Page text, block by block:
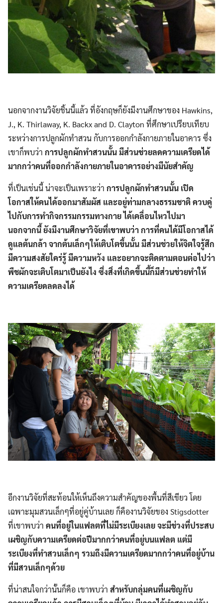
นอกจากงานวิจัยชิ้นนี้แล้ว ที่อังกฤษก็ยังมีงานศึกษาของ Hawkins,
J., K. Thirlaway, K. Backx and D. Clayton ที่ศึกษาเปรียบเทียบ
ระหว่างการปลูกผักทำสวน กับการออกกำลังกายภายในอาคาร ซึ่ง
เขาก็พบว่า การปลูกผักทำสวนนั้น มีส่วนช่วยลดความเครียดได้
มากกว่าคนที่ออกกำลังกายภายในอาคารอย่างมีนัยสำคัญ
ที่เป็นเช่นนี้ น่าจะเป็นเพราะว่า การปลูกผักทำสวนนั้น เปิด
โอกาสให้คนได้ออกมาสัมผัส และอยู่ท่ามกลางธรรมชาติ ควบคู่
ไปกับการทำกิจกรรมกรรมทางกาย ได้เคลื่อนไหวไปมา
นอกจากนี้ ยังมีงานศึกษาวิจัยที่เขาพบว่า การที่คนได้มีโอกาสได้
ดูแลต้นกล้า จากต้นเล็กๆให้เติบโตขึ้นนั้น มีส่วนช่วยให้จิตใจรู้สึก
มีความสงสัยใคร่รู้ มีความหวัง และอยากจะติดตามตอนต่อไปว่า
พืชผักจะเติบโตมาเป็นยังไง ซึ่งสิ่งที่เกิดขึ้นนี้ก็มีส่วนช่วยทำให้
ความเครียดลดลงได้
อีกงานวิจัยที่สะท้อนให้เห็นถึงความสำคัญของพื้นที่สีเขียว โดย
เฉพาะมุมสวนเล็กๆที่อยู่คู่บ้านเลย ก็คืองานวิจัยของ Stigsdotter
ที่เขาพบว่า คนที่อยู่ในแฟลตที่ไม่มีระเบียงเลย จะมีช่วงที่ประสบ
เผชิญกับความเครียดต่อปีมากกว่าคนที่อยู่บนแฟลต แต่มี
ระเบียงที่ทำสวนเล็กๆ รวมถึงมีความเครียดมากกว่าคนที่อยู่บ้าน
ที่มีสวนเล็กๆด้วย
ที่น่าสนใจกว่านั้นก็คือ เขาพบว่า สำหรับกลุ่มคนที่เผชิญกับ